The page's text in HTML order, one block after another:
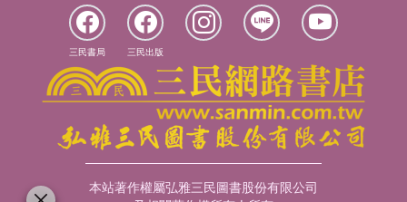
三民書局 三民出版
本站著作權屬弘雅三民圖書股份有限公司